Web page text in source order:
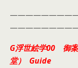
G浮世絵学00 御
堂） Guide